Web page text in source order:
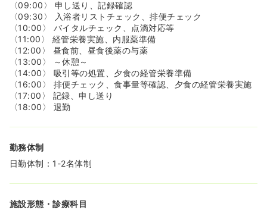
なのでなんとなく不安･･･」という方も御安心下さい♪
≪ワークライフバランスも充実！≫
◆入社１か月後に年間20日分の有給を付与します。半日単
位で取得可能です。
◆有給休暇とは別に5日間連続(特別連続)休暇があります。
◆産前産後休業、育児休業、復職後の短時間勤務制度など
が充実しています。
〈09:00〉 申し送り、記録確認
〈09:30〉 入浴者リストチェック、排便チェック
〈10:00〉 バイタルチェック、点滴対応等
〈11:00〉 経管栄養実施、内服薬準備
〈12:00〉 昼食前、昼食後薬の与薬
〈13:00〉 ～休憩～
〈14:00〉 吸引等の処置、夕食の経管栄養準備
〈16:00〉 排便チェック、食事量等確認、夕食の経管栄養実施
〈17:00〉 記録、申し送り
〈18:00〉 退勤
勤務体制
日勤体制：1-2名体制
施設形態・診療科目